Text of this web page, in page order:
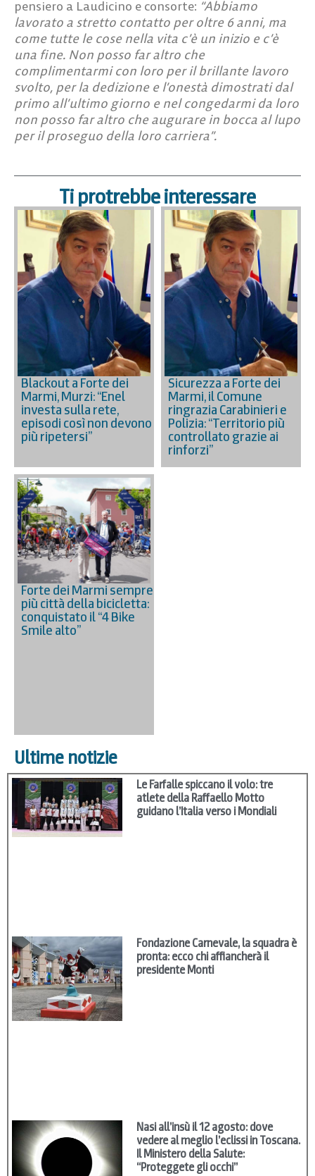
pensiero a Laudicino e consorte: “Abbiamo
lavorato a stretto contatto per oltre 6 anni, ma
come tutte le cose nella vita c’è un inizio e c’è
una fine. Non posso far altro che
complimentarmi con loro per il brillante lavoro
svolto, per la dedizione e l’onestà dimostrati dal
primo all’ultimo giorno e nel congedarmi da loro
non posso far altro che augurare in bocca al lupo
per il proseguo della loro carriera”.
Ti protrebbe interessare
Blackout a Forte dei
Marmi, Murzi: “Enel
investa sulla rete,
episodi così non devono
più ripetersi”
Sicurezza a Forte dei
Marmi, il Comune
ringrazia Carabinieri e
Polizia: “Territorio più
controllato grazie ai
rinforzi”
Forte dei Marmi sempre
più città della bicicletta:
conquistato il “4 Bike
Smile alto”
Ultime notizie
Le Farfalle spiccano il volo: tre
atlete della Raffaello Motto
guidano l’Italia verso i Mondiali
Fondazione Carnevale, la squadra è
pronta: ecco chi affiancherà il
presidente Monti
Nasi all’insù il 12 agosto: dove
vedere al meglio l’eclissi in Toscana.
Il Ministero della Salute:
“Proteggete gli occhi”